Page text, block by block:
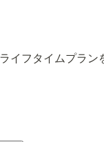
イフタイムプラン